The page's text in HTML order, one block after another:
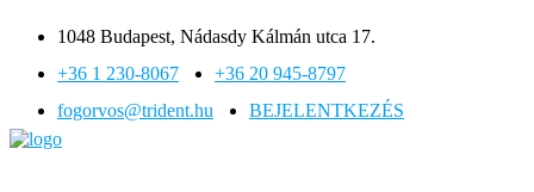
1048 Budapest, Nádasdy Kálmán utca 17.
+36 1 230-8067
+36 20 945-8797
fogorvos@trident.hu
BEJELENTKEZÉS